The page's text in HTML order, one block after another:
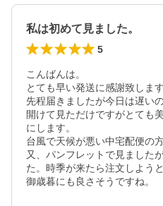
私は初めて見ました。
5
こんばんは。
とても早い発送に感謝致します
先程届きましたが今日は遅い
開けて見ただけですがとても
にします。
台風で天候が悪い中宅配便の
又、パンフレットで見ました
た。時季が来たら注文しよう